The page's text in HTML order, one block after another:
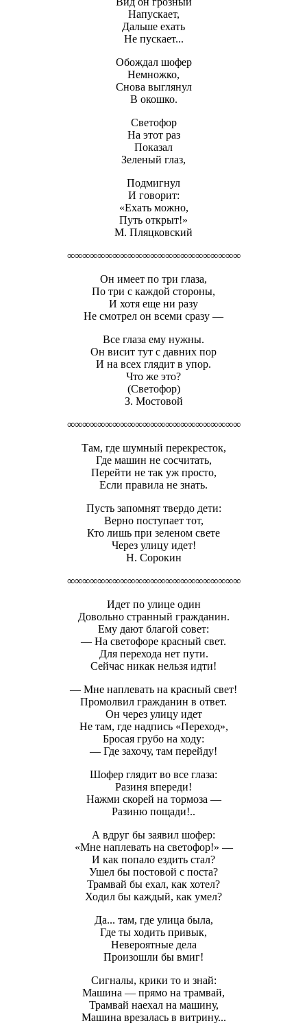
Напускает,
Дальше ехать
Не пускает...
Обождал шофер
Немножко,
Снова выглянул
В окошко.
Светофор
На этот раз
Показал
Зеленый глаз,
Подмигнул
И говорит:
«Ехать можно,
Путь открыт!»
М. Пляцковский
∞∞∞∞∞∞∞∞∞∞∞∞∞∞∞∞∞∞∞∞∞∞∞
Он имеет по три глаза,
По три с каждой стороны,
И хотя еще ни разу
Не смотрел он всеми сразу —
Все глаза ему нужны.
Он висит тут с давних пор
И на всех глядит в упор.
Что же это?
(Светофор)
З. Мостовой
∞∞∞∞∞∞∞∞∞∞∞∞∞∞∞∞∞∞∞∞∞∞∞
Там, где шумный перекресток,
Где машин не сосчитать,
Перейти не так уж просто,
Если правила не знать.
Пусть запомнят твердо дети:
Верно поступает тот,
Кто лишь при зеленом свете
Через улицу идет!
Н. Сорокин
∞∞∞∞∞∞∞∞∞∞∞∞∞∞∞∞∞∞∞∞∞∞∞
Идет по улице один
Довольно странный гражданин.
Ему дают благой совет:
— На светофоре красный свет.
Для перехода нет пути.
Сейчас никак нельзя идти!
— Мне наплевать на красный свет!
Промолвил гражданин в ответ.
Он через улицу идет
Не там, где надпись «Переход»,
Бросая грубо на ходу:
— Где захочу, там перейду!
Шофер глядит во все глаза:
Разиня впереди!
Нажми скорей на тормоза —
Разиню пощади!..
А вдруг бы заявил шофер:
«Мне наплевать на светофор!» —
И как попало ездить стал?
Ушел бы постовой с поста?
Трамвай бы ехал, как хотел?
Ходил бы каждый, как умел?
Да... там, где улица была,
Где ты ходить привык,
Невероятные дела
Произошли бы вмиг!
Сигналы, крики то и знай:
Машина — прямо на трамвай,
Трамвай наехал на машину,
Машина врезалась в витрину...